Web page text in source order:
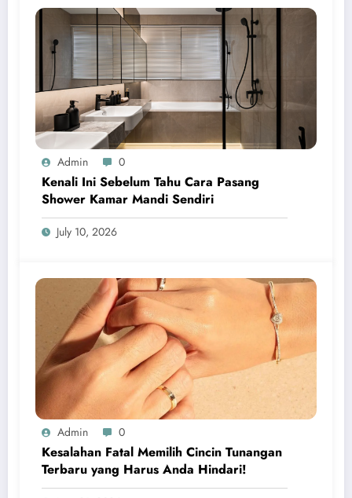
Admin 0
Kenali Ini Sebelum Tahu Cara Pasang
Shower Kamar Mandi Sendiri
July 10, 2026
Admin 0
Kesalahan Fatal Memilih Cincin Tunangan
Terbaru yang Harus Anda Hindari!